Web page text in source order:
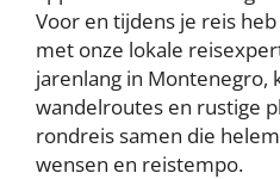
Voor en tijdens je reis
met onze lokale
jarenlang in Montenegro,
wandelroutes en rustige
rondreis samen die
wensen en reistempo.